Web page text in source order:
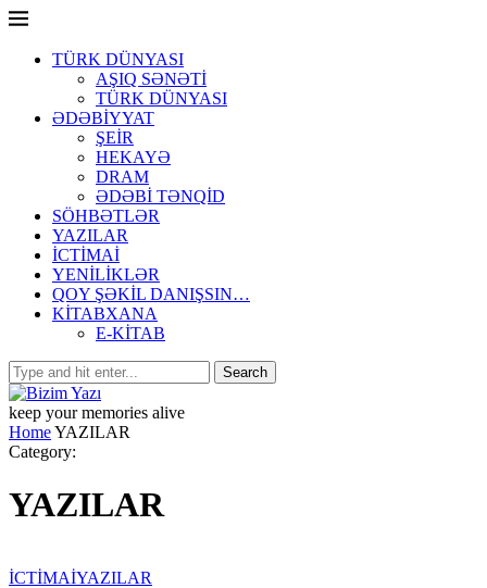
TÜRK DÜNYASI
AŞIQ SƏNƏTİ
TÜRK DÜNYASI
ƏDƏBİYYAT
ŞEİR
HEKAYƏ
DRAM
ƏDƏBİ TƏNQİD
SÖHBƏTLƏR
YAZILAR
İCTİMAİ
YENİLİKLƏR
QOY ŞƏKİL DANIŞSIN…
KİTABXANA
E-KİTAB
keep your memories alive
HomeYAZILAR
Category:
YAZILAR
İCTİMAİYAZILAR